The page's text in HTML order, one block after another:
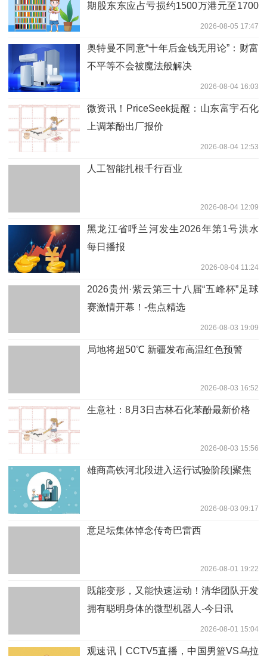
期股东东应占亏损约1500万港元至1700
万港元 同比减少约53%至59%2026-08-05 17:47
奥特曼不同意“十年后金钱无用论”：财富
不平等不会被魔法般解决
2026-08-04 16:03
微资讯！PriceSeek提醒：山东富宇石化
上调苯酚出厂报价
2026-08-04 12:53
人工智能扎根千行百业
2026-08-04 12:09
黑龙江省呼兰河发生2026年第1号洪水
每日播报
2026-08-04 11:24
2026贵州·紫云第三十八届“五峰杯”足球
赛激情开幕！-焦点精选
2026-08-03 19:09
局地将超50℃ 新疆发布高温红色预警
2026-08-03 16:52
生意社：8月3日吉林石化苯酚最新价格
2026-08-03 15:56
雄商高铁河北段进入运行试验阶段|聚焦
2026-08-03 09:17
意足坛集体悼念传奇巴雷西
2026-08-01 19:22
既能变形，又能快速运动！清华团队开发
拥有聪明身体的微型机器人-今日讯
2026-08-01 15:04
观速讯丨CCTV5直播，中国男篮VS乌拉